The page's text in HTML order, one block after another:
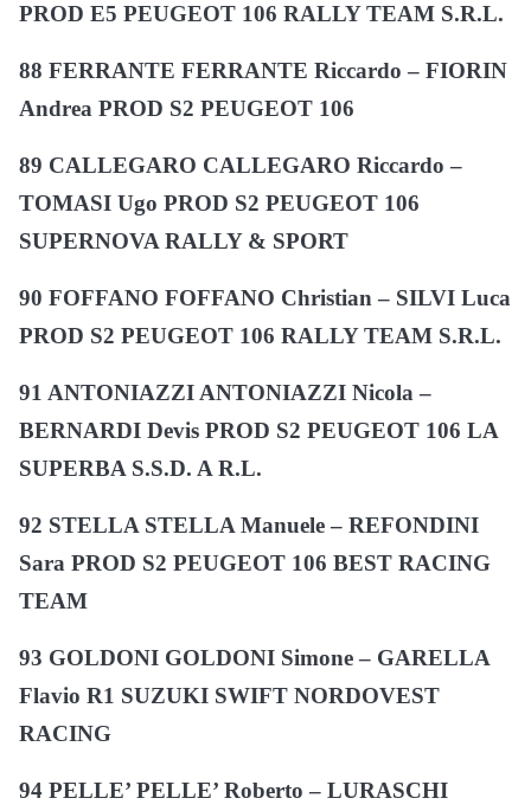
PROD E5 PEUGEOT 106 RALLY TEAM S.R.L.
88 FERRANTE FERRANTE Riccardo – FIORIN
Andrea PROD S2 PEUGEOT 106
89 CALLEGARO CALLEGARO Riccardo –
TOMASI Ugo PROD S2 PEUGEOT 106
SUPERNOVA RALLY & SPORT
90 FOFFANO FOFFANO Christian – SILVI Luca
PROD S2 PEUGEOT 106 RALLY TEAM S.R.L.
91 ANTONIAZZI ANTONIAZZI Nicola –
BERNARDI Devis PROD S2 PEUGEOT 106 LA
SUPERBA S.S.D. A R.L.
92 STELLA STELLA Manuele – REFONDINI
Sara PROD S2 PEUGEOT 106 BEST RACING
TEAM
93 GOLDONI GOLDONI Simone – GARELLA
Flavio R1 SUZUKI SWIFT NORDOVEST
RACING
94 PELLE’ PELLE’ Roberto – LURASCHI